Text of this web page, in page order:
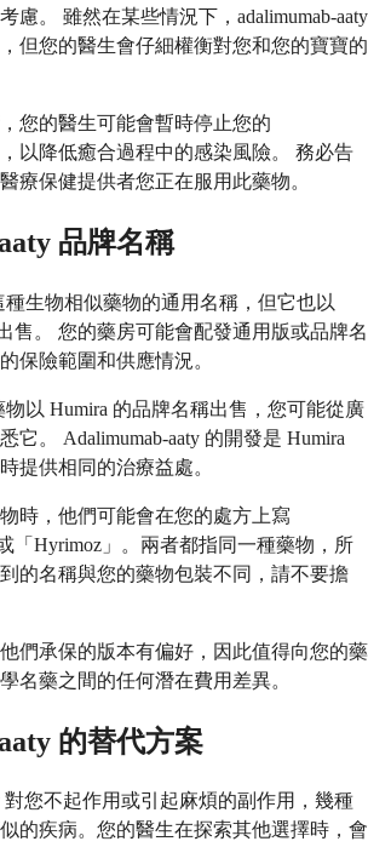
慮。 雖然在某些情況下，adalimumab-aaty
但您的醫生會仔細權衡對您和您的寶寶的
您的醫生可能會暫時停止您的
，以降低癒合過程中的感染風險。 務必告
療保健提供者您正在服用此藥物。
品牌名稱
種生物相似藥物的通用名稱，但它也以
售。 您的藥房可能會配發通用版或品牌名
保險範圍和供應情況。
物以 Humira 的品牌名稱出售，您可能從廣
它。 Adalimumab-aaty 的開發是 Humira
提供相同的治療益處。
時，他們可能會在您的處方上寫
或「Hyrimoz」。兩者都指同一種藥物，所
的名稱與您的藥物包裝不同，請不要擔
們承保的版本有偏好，因此值得向您的藥
名藥之間的任何潛在費用差異。
的替代方案
對您不起作用或引起麻煩的副作用，幾種
的疾病。您的醫生在探索其他選擇時，會